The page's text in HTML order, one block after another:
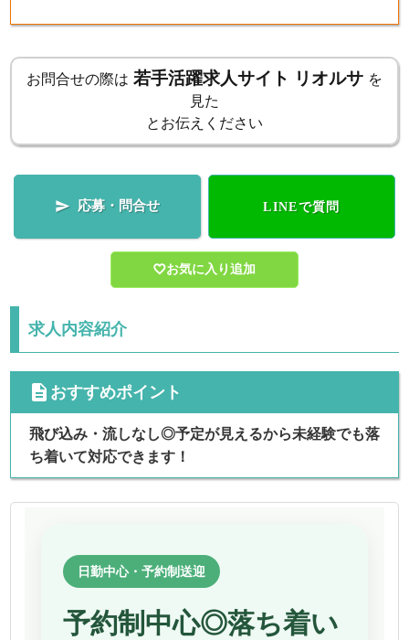
お問合せの際は 若手活躍求人サイト リオルサ を
見た
とお伝えください
 応募・問合せ LINEで質問
お気に入り追加
求人内容紹介
cdescription おすすめポイント
飛び込み・流しなし◎予定が見えるから未経験でも落
ち着いて対応できます！
日勤中心・予約制送迎
予約制中心◎落ち着い